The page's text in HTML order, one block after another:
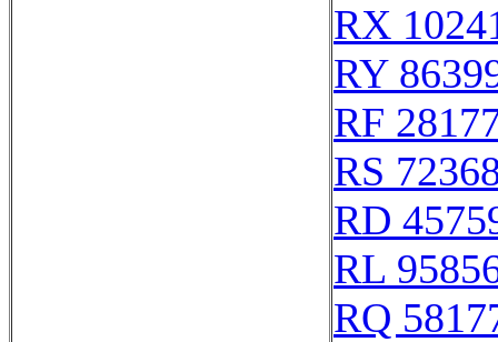
RX
RY
RF
RS
RD
RL
RQ